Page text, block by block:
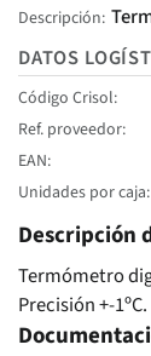
Descripción
DATOS
Código Crisol
Ref. proveedor
EAN
Unidades por caja
Descripción
Termómetro
Precisión +-1ºC.